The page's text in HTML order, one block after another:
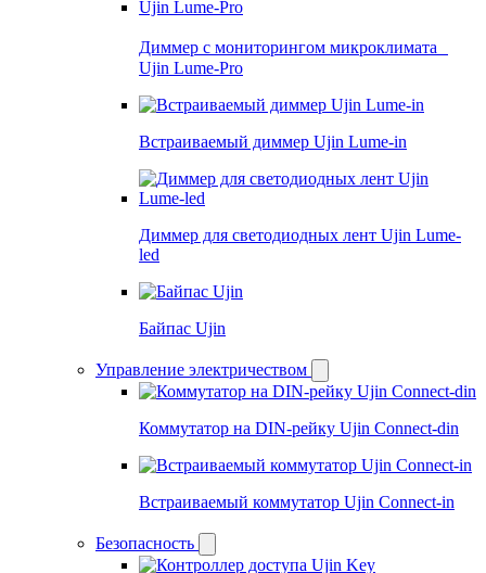
Диммер с мониторингом микроклимата
Ujin Lume-Pro
Встраиваемый диммер Ujin Lume-in
Диммер для светодиодных лент Ujin Lume-
led
Байпас Ujin
Управление электричеством
Коммутатор на DIN-рейку Ujin Connect-din
Встраиваемый коммутатор Ujin Connect-in
Безопасность